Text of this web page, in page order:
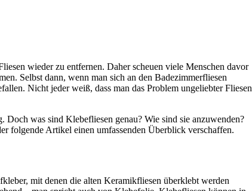
wieder zu entfernen. Daher scheuen viele Menschen davor
Selbst dann, wenn man sich an den Badezimmerfliesen
Nicht jeder weiß, dass man das Problem ungeliebter Fliesen
Doch was sind Klebefliesen genau? Wie sind sie anzuwenden?
folgende Artikel einen umfassenden Überblick verschaffen.
mit denen die alten Keramikfliesen überklebt werden